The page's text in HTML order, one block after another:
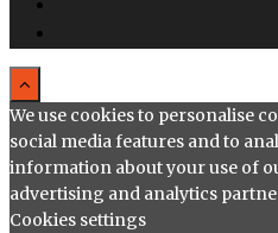
We use cookies to personalise
social media features and to
information about your use of
advertising and analytics
Cookies settings